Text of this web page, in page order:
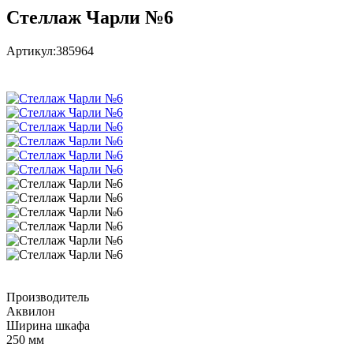
Стеллаж Чарли №6
Артикул:385964
Производитель
Аквилон
Ширина шкафа
250 мм